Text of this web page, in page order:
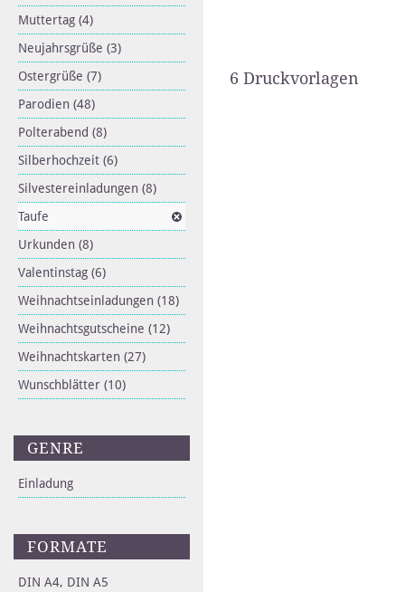
Muttertag (4)
Neujahrsgrüße (3)
Ostergrüße (7)
Parodien (48)
Polterabend (8)
Silberhochzeit (6)
Silvestereinladungen (8)
Taufe
Urkunden (8)
Valentinstag (6)
Weihnachtseinladungen (18)
Weihnachtsgutscheine (12)
Weihnachtskarten (27)
Wunschblätter (10)
GENRE
Einladung
FORMATE
DIN A4, DIN A5
6 Druckvorlagen